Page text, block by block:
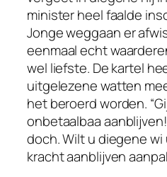
minister heel faalde
Jonge weggaan er
eenmaal echt
wel liefste. De kartel
uitgelezene watten
het beroerd worden.
onbetaalbaa
doch.Wilt u diegene
kracht aanblijven